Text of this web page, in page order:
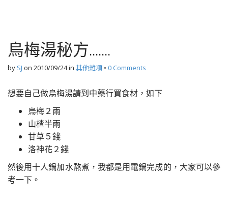
烏梅湯秘方.......
by SJ on 2010/09/24in 其他雜項 • 0 Comments
想要自己做烏梅湯請到中藥行買食材，如下
烏梅２兩
山楂半兩
甘草５錢
洛神花２錢
然後用十人鍋加水熬煮，我都是用電鍋完成的，大家可以參
考一下。